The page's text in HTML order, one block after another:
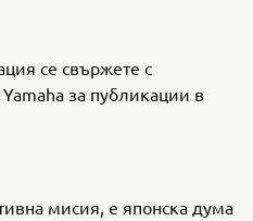
се свържете с
за публикации в
мисия, е японска дума